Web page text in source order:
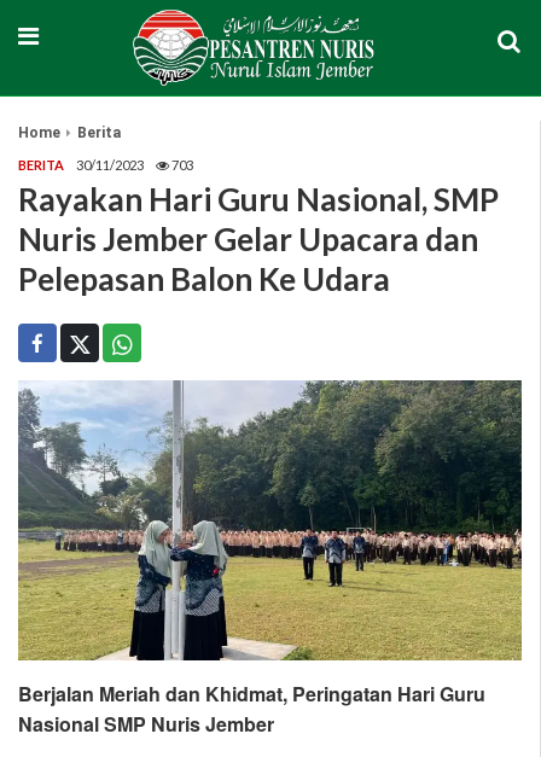
Home Berita
BERITA 30/11/2023 703
Rayakan Hari Guru Nasional, SMP
Nuris Jember Gelar Upacara dan
Pelepasan Balon Ke Udara
Berjalan Meriah dan Khidmat, Peringatan Hari Guru
Nasional SMP Nuris Jember